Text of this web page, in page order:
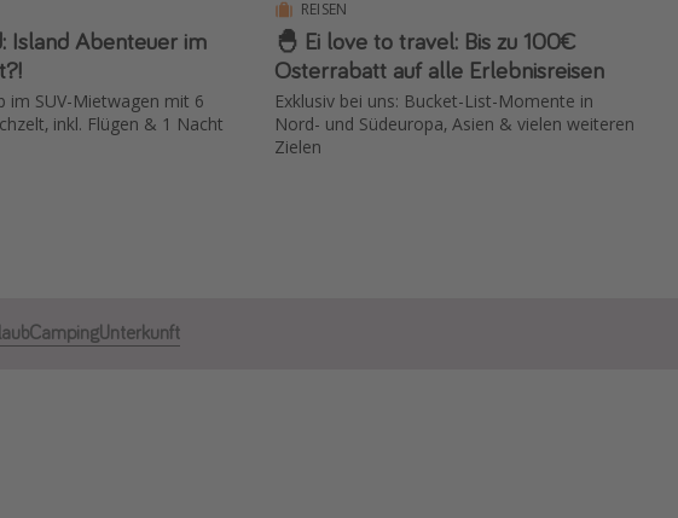
Island Abenteuer im
im SUV-Mietwagen mit 6
inkl. Flügen & 1 Nacht
REISEN
🐣 Ei love to travel: Bis zu 100€
Osterrabatt auf alle Erlebnisreisen
Exklusiv bei uns: Bucket-List-Momente in
Nord- und Südeuropa, Asien & vielen weiteren
Zielen
CampingUnterkunft